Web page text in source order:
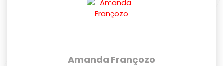
Amanda Françozo